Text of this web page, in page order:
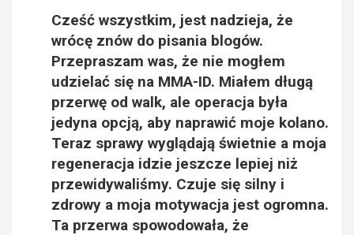
Cześć wszystkim, jest nadzieja, że
wrócę znów do pisania blogów.
Przepraszam was, że nie mogłem
udzielać się na MMA-ID. Miałem długą
przerwę od walk, ale operacja była
jedyna opcją, aby naprawić moje kolano.
Teraz sprawy wyglądają świetnie a moja
regeneracja idzie jeszcze lepiej niż
przewidywaliśmy. Czuje się silny i
zdrowy a moja motywacja jest ogromna.
Ta przerwa spowodowała, że